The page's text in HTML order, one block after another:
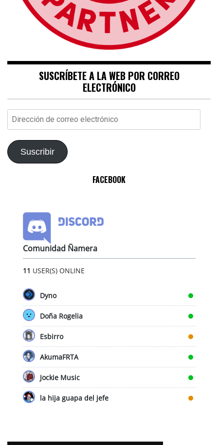
SUSCRÍBETE A LA WEB POR CORREO
ELECTRÓNICO
Dirección
de
electrónico
Suscribir
FACEBOOK
Comunidad Ñamera
11 USER(S) ONLINE
Dyno
Doña Rogelia
Esbirro
AkumaFRTA
Jockie Music
la hija guapa del jefe